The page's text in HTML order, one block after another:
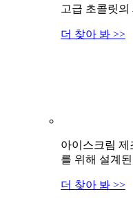
고급 초콜릿의
더 찾아 봐 >>
아이스크림 제
를 위해 설계
더 찾아 봐 >>